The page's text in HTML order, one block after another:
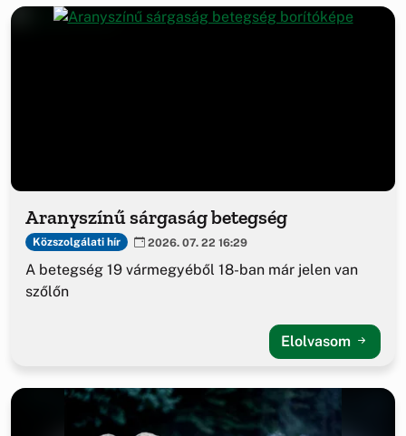
Aranyszínű sárgaság betegség
Közszolgálati hír 2026. 07. 22 16:29
A betegség 19 vármegyéből 18-ban már jelen van
szőlőn
Elolvasom